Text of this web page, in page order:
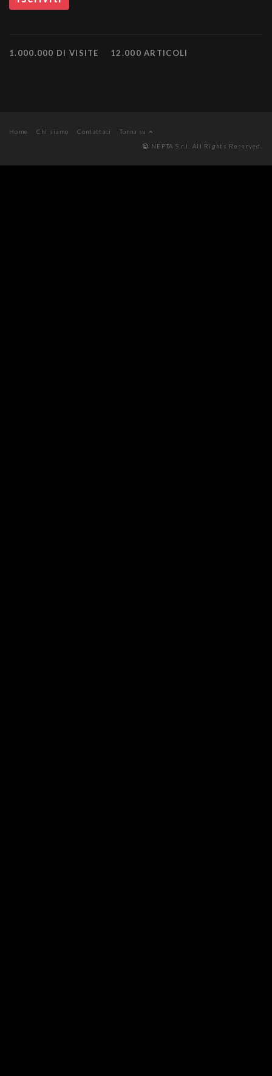
1.000.000 DI VISITE 12.000 ARTICOLI
Home Chi siamo Contattaci
Torna su
NEPTA S.r.l. All Rights Reserved.